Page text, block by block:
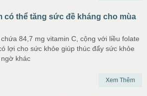
có thể tăng sức đề kháng cho mùa
84,7 mg vitamin C, cộng với liều folate
lợi cho sức khỏe giúp thúc đẩy sức khỏe
khác
Xem Thêm